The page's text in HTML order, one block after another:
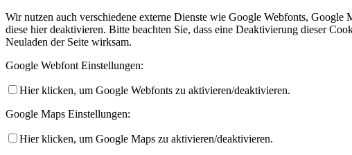
Wir nutzen auch verschiedene externe Dienste wie Google Webfonts,
diese hier deaktivieren. Bitte beachten Sie, dass eine Deaktivierung dieser
Neuladen der Seite wirksam.
Google Webfont Einstellungen:
Hier klicken, um Google Webfonts zu aktivieren/deaktivieren.
Google Maps Einstellungen:
Hier klicken, um Google Maps zu aktivieren/deaktivieren.